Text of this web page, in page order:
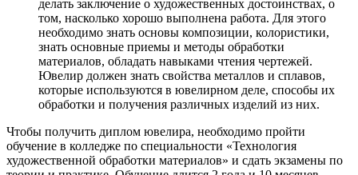
делать заключение о художественных достоинствах, о
том, насколько хорошо выполнена работа. Для этого
необходимо знать основы композиции, колористики,
знать основные приемы и методы обработки
материалов, обладать навыками чтения чертежей.
Ювелир должен знать свойства металлов и сплавов,
которые используются в ювелирном деле, способы их
обработки и получения различных изделий из них.
Чтобы получить диплом ювелира, необходимо пройти
обучение в колледже по специальности «Технология
художественной обработки материалов» и сдать экзамены по